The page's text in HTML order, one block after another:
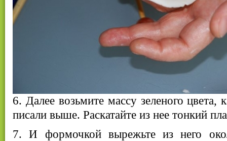
6. Далее возьмите массу зеленого цвета,
писали выше. Раскатайте из нее тонкий
7. И формочкой вырежьте из него